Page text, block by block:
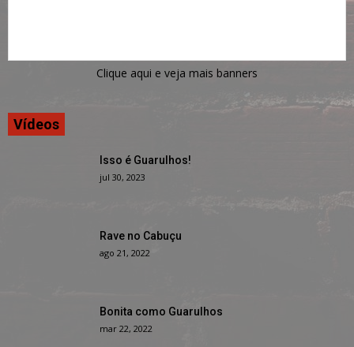
Clique aqui e veja mais banners
Vídeos
Isso é Guarulhos!
jul 30, 2023
Rave no Cabuçu
ago 21, 2022
Bonita como Guarulhos
mar 22, 2022